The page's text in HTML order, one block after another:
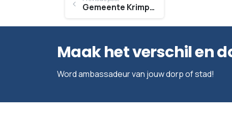
Reading
Gemeente Krimpenerwaard zet deuren open tijdens BinnenKijken bij Bedrijven
Maak het verschil en
Word ambassadeur van jouw dorp of stad!